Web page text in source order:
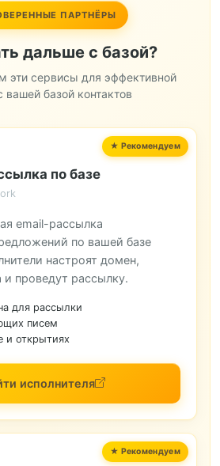
ПАРТНЁРЫ
дальше с базой?
эти сервисы для эффективной
вашей базой контактов
по базе
email-рассылка
по вашей базе
настроят домен,
и проведут рассылку.
для рассылки
писем
и открытиях
исполнителя